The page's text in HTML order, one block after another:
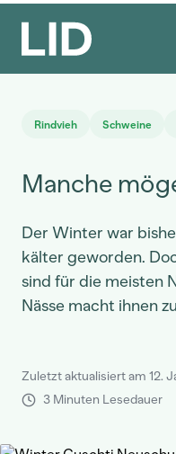
Rindvieh Schweine
Manche
Der Winter war
kälter geworden.
sind für die meisten
Nässe macht ihnen
Zuletzt aktualisiert am 12.
3 Minuten Lesedauer